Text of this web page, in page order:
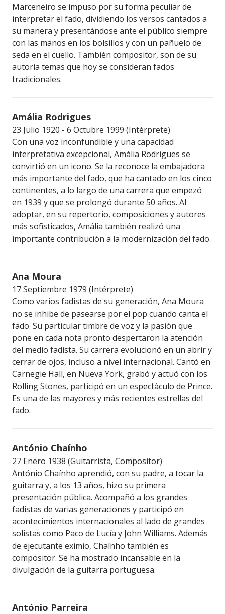
Marceneiro se impuso por su forma peculiar de
interpretar el fado, dividiendo los versos cantados a
su manera y presentándose ante el público siempre
con las manos en los bolsillos y con un pañuelo de
seda en el cuello. También compositor, son de su
autoría temas que hoy se consideran fados
tradicionales.
Amália Rodrigues
23 Julio 1920 - 6 Octubre 1999 (Intérprete)
Con una voz inconfundible y una capacidad
interpretativa excepcional, Amália Rodrigues se
convirtió en un icono. Se la reconoce la embajadora
más importante del fado, que ha cantado en los cinco
continentes, a lo largo de una carrera que empezó
en 1939 y que se prolongó durante 50 años. Al
adoptar, en su repertorio, composiciones y autores
más sofisticados, Amália también realizó una
importante contribución a la modernización del fado.
Ana Moura
17 Septiembre 1979 (Intérprete)
Como varios fadistas de su generación, Ana Moura
no se inhibe de pasearse por el pop cuando canta el
fado. Su particular timbre de voz y la pasión que
pone en cada nota pronto despertaron la atención
del medio fadista. Su carrera evolucionó en un abrir y
cerrar de ojos, incluso a nivel internacional. Cantó en
Carnegie Hall, en Nueva York, grabó y actuó con los
Rolling Stones, participó en un espectáculo de Prince.
Es una de las mayores y más recientes estrellas del
fado.
António Chaínho
27 Enero 1938 (Guitarrista, Compositor)
António Chaínho aprendió, con su padre, a tocar la
guitarra y, a los 13 años, hizo su primera
presentación pública. Acompañó a los grandes
fadistas de varias generaciones y participó en
acontecimientos internacionales al lado de grandes
solistas como Paco de Lucía y John Williams. Además
de ejecutante eximio, Chaínho también es
compositor. Se ha mostrado incansable en la
divulgación de la guitarra portuguesa.
António Parreira